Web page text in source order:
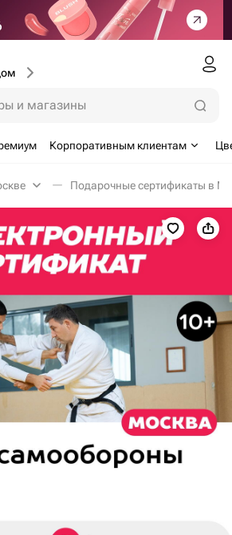
и магазины
Корпоративным клиентам
Подарочные сертификаты в